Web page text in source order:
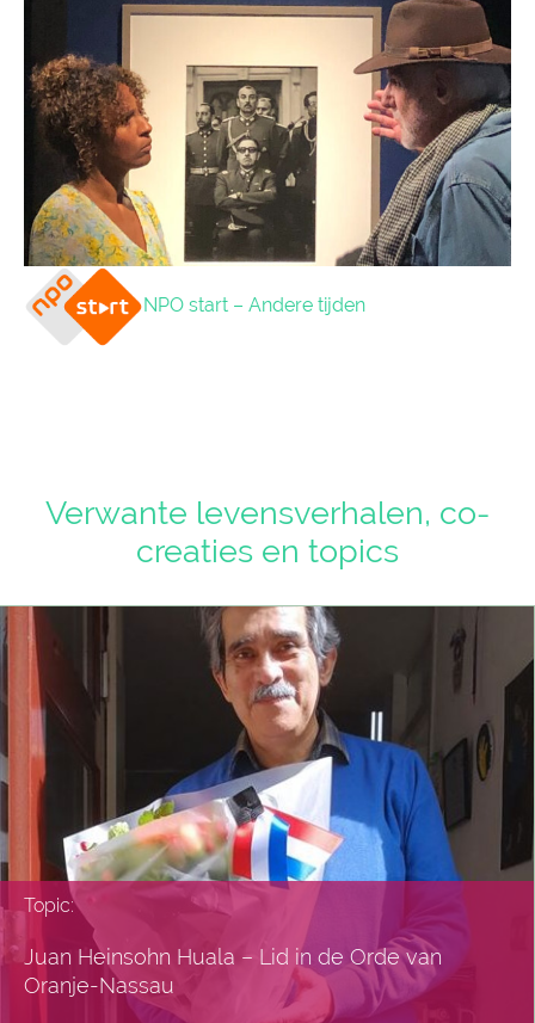
NPO start – Andere tijden
Verwante levensverhalen, co-
creaties en topics
Topic:
Juan Heinsohn Huala – Lid in de Orde van
Oranje-Nassau